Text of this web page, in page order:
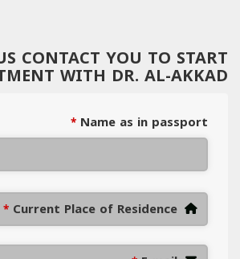
CONTACT YOU TO START
WITH DR. AL-AKKAD
Name as in passport
*
Current Place of Residence
*